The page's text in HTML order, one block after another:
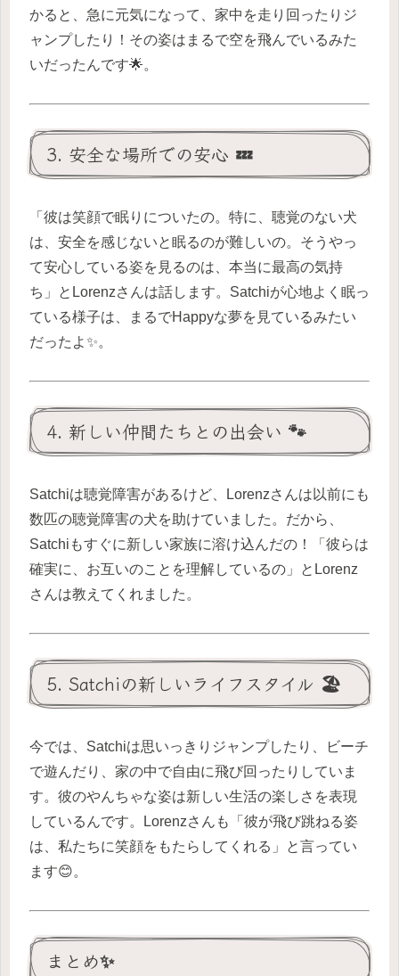
かると、急に元気になって、家中を走り回ったりジ
ャンプしたり！その姿はまるで空を飛んでいるみた
いだったんです🌟。
3. 安全な場所での安心 💤
「彼は笑顔で眠りについたの。特に、聴覚のない犬
は、安全を感じないと眠るのが難しいの。そうやっ
て安心している姿を見るのは、本当に最高の気持
ち」とLorenzさんは話します。Satchiが心地よく眠っ
ている様子は、まるでHappyな夢を見ているみたい
だったよ✨。
4. 新しい仲間たちとの出会い 🐾
Satchiは聴覚障害があるけど、Lorenzさんは以前にも
数匹の聴覚障害の犬を助けていました。だから、
Satchiもすぐに新しい家族に溶け込んだの！「彼らは
確実に、お互いのことを理解しているの」とLorenz
さんは教えてくれました。
5. Satchiの新しいライフスタイル 🏖️
今では、Satchiは思いっきりジャンプしたり、ビーチ
で遊んだり、家の中で自由に飛び回ったりしていま
す。彼のやんちゃな姿は新しい生活の楽しさを表現
しているんです。Lorenzさんも「彼が飛び跳ねる姿
は、私たちに笑顔をもたらしてくれる」と言ってい
ます😊。
まとめ✨